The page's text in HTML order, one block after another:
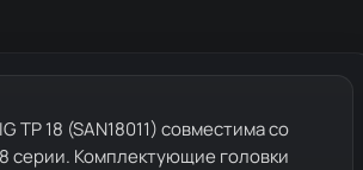
TP 18 (SAN18011) совместима со
серии. Комплектующие головки